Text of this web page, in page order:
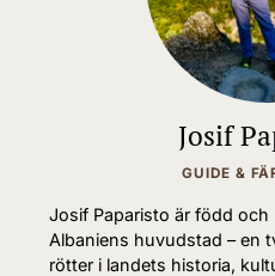
Josif
GUIDE &
Josif Paparisto är född och
Albaniens huvudstad – en
rötter i landets historia,